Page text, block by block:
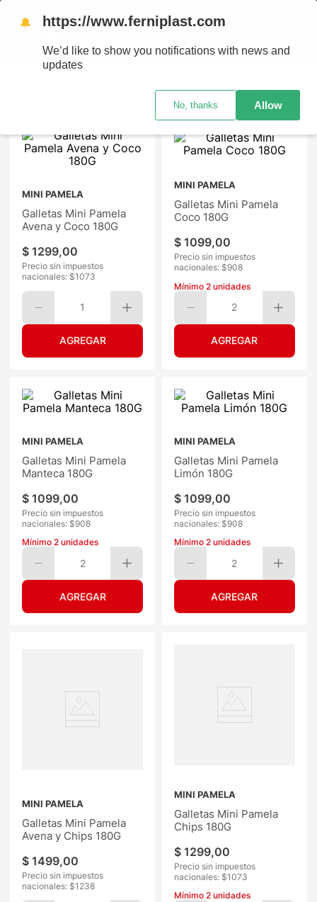
Ordenar por
MINI PAMELA
Galletas Mini Pamela
Avena y Coco 180G
$ 1299,00
Precio sin impuestos
nacionales: $1073
1
MINI PAMELA
Galletas Mini Pamela
Coco 180G
$ 1099,00
Precio sin impuestos
nacionales: $908
Mínimo 2 unidades
2
MINI PAMELA
Galletas Mini Pamela
Manteca 180G
$ 1099,00
Precio sin impuestos
nacionales: $908
Mínimo2 unidades
2
MINI PAMELA
Galletas Mini Pamela
Limón 180G
$ 1099,00
Precio sin impuestos
nacionales: $908
Mínimo 2 unidades
2
MINI PAMELA
Galletas Mini Pamela
Avena y Chips 180G
$ 1499,00
Precio sin impuestos
nacionales: $1238
MINI PAMELA
Galletas Mini Pamela
Chips 180G
$ 1299,00
Precio sin impuestos
nacionales: $1073
Mínimo 2 unidades
🔔 https://www.ferniplast.com
We’d like to show you notifications with news and
updates
No, thanks Allow